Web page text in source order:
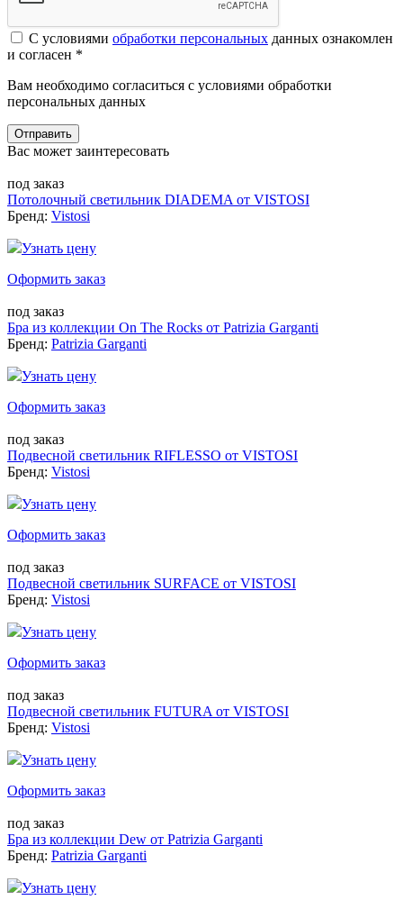
С условиями обработки персональных данных ознакомлен
и согласен *
Вам необходимо согласиться с условиями обработки
персональных данных
Отправить
Вас может заинтересовать
под заказ
Потолочный светильник DIADEMA от VISTOSI
Бренд: Vistosi
Узнать цену
Оформить заказ
под заказ
Бра из коллекции On The Rocks от Patrizia Garganti
Бренд: Patrizia Garganti
Узнать цену
Оформить заказ
под заказ
Подвесной светильник RIFLESSO от VISTOSI
Бренд: Vistosi
Узнать цену
Оформить заказ
под заказ
Подвесной светильник SURFACE от VISTOSI
Бренд: Vistosi
Узнать цену
Оформить заказ
под заказ
Подвесной светильник FUTURA от VISTOSI
Бренд: Vistosi
Узнать цену
Оформить заказ
под заказ
Бра из коллекции Dew от Patrizia Garganti
Бренд: Patrizia Garganti
Узнать цену